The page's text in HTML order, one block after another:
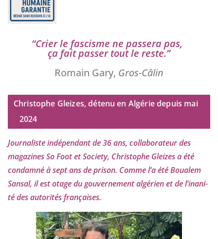
“Crier le fas­cisme ne pas­se­ra pas,
ça fait pas­ser tout le reste.”
Romain Gary, Gros-Câlin
Christophe Gleizes, détenu en Algérie depuis mai
2024
Journaliste indé­pen­dant de36ans, col­la­bo­ra­teur des
maga­zines So Foot et Society, Christophe Gleizesa été
condam­né à sept ans de pri­son. Comme l’a été Boualem
Sansal, il est otage du gou­ver­ne­ment algé­rien et de l’i­na­ni­
té des auto­ri­tés françaises.